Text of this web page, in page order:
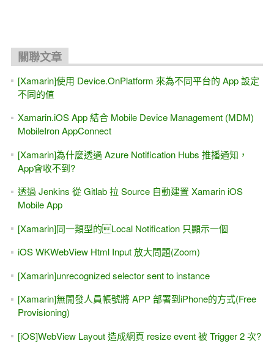
關聯文章
[Xamarin]使用 Device.OnPlatform 來為不同平台的 App 設定
不同的值
Xamarin.iOS App 結合 Mobile Device Management (MDM)
MobileIron AppConnect
[Xamarin]為什麼透過 Azure Notification Hubs 推播通知，
App會收不到?
透過 Jenkins 從 Gitlab 拉 Source 自動建置 Xamarin iOS
Mobile App
[Xamarin]同一類型的Local Notification 只顯示一個
iOS WKWebView Html Input 放大問題(Zoom)
[Xamarin]unrecognized selector sent to instance
[Xamarin]無開發人員帳號將 APP 部署到iPhone的方式(Free
Provisioning)
[iOS]WebView Layout 造成網頁 resize event 被 Trigger 2 次?